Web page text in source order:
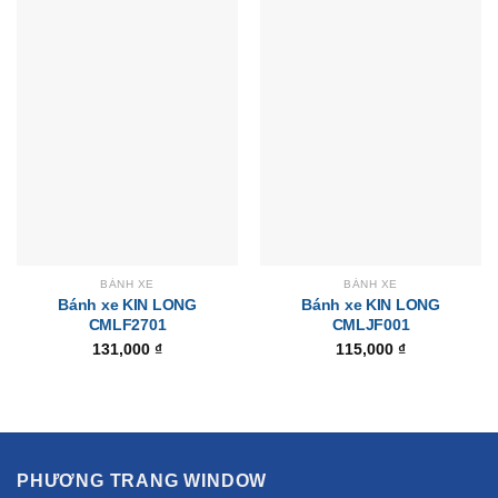
BÁNH XE
Bánh xe KIN LONG
CMLF2701
131,000 ₫
BÁNH XE
Bánh xe KIN LONG
CMLJF001
115,000 ₫
PHƯƠNG TRANG WINDOW